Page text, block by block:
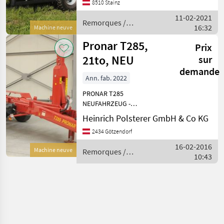
Machine neuve
hydr. Verriegelung, K80, 40
8510 Stainz
Remorques /
Pronar
11-02-2021
16:32
Machine neuve
Pronar T285,
21to, NEU
Prix
sur
demande
Ann. fab. 2022
PRONAR T285
NEUFAHRZEUG -
Hakenliftanhänger für
Landwirtschaft, Bauwesen
und Abfallwirtschaft - zul.
Tandemfahrwerk -
Untenaufhängung, Sta
Heinrich Polsterer GmbH & Co KG
2434 Götzendorf
Remorques /
Pronar
16-02-2016
10:43